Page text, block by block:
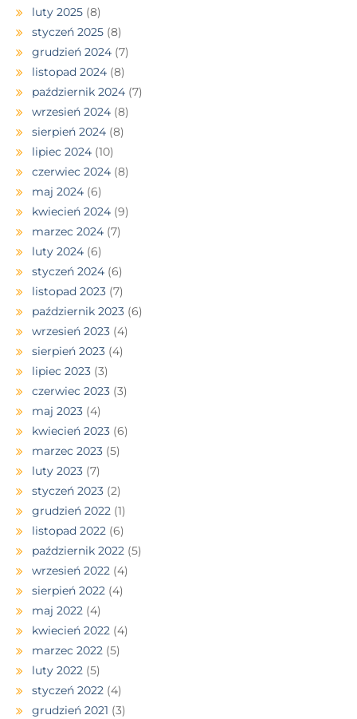
luty 2025 (8)
styczeń 2025 (8)
grudzień 2024 (7)
listopad 2024 (8)
październik 2024 (7)
wrzesień 2024 (8)
sierpień 2024 (8)
lipiec 2024 (10)
czerwiec 2024 (8)
maj 2024 (6)
kwiecień 2024 (9)
marzec 2024 (7)
luty 2024 (6)
styczeń 2024 (6)
listopad 2023 (7)
październik 2023 (6)
wrzesień 2023 (4)
sierpień 2023 (4)
lipiec 2023 (3)
czerwiec 2023 (3)
maj 2023 (4)
kwiecień 2023 (6)
marzec 2023 (5)
luty 2023 (7)
styczeń 2023 (2)
grudzień 2022 (1)
listopad 2022 (6)
październik 2022 (5)
wrzesień 2022 (4)
sierpień 2022 (4)
maj 2022 (4)
kwiecień 2022 (4)
marzec 2022 (5)
luty 2022 (5)
styczeń 2022 (4)
grudzień 2021 (3)